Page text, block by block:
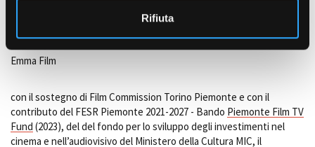
Rifiuta
Radiotelevisione svizzera e l'Ufficio federale della cultura (UFC)
Emma Film
con il sostegno di Film Commission Torino Piemonte e con il
contributo del FESR Piemonte 2021-2027 - Bando Piemonte Film TV
Fund (2023), del del fondo per lo sviluppo degli investimenti nel
cinema e nell’audiovisivo del Ministero della Cultura MIC, il